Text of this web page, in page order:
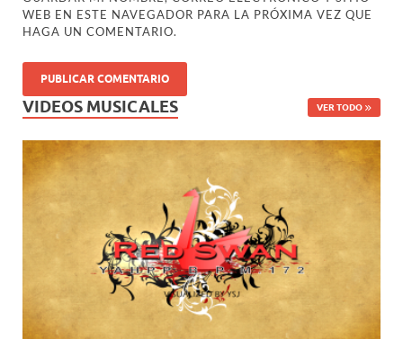
WEB EN ESTE NAVEGADOR PARA LA PRÓXIMA VEZ QUE
HAGA UN COMENTARIO.
VIDEOS MUSICALES VER TODO